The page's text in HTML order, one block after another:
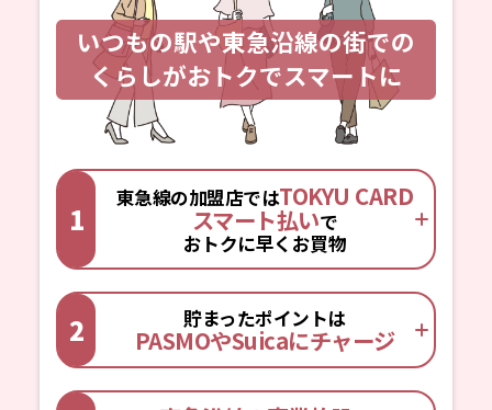
いつもの駅や東急沿線の街での
くらしがおトクでスマートに
1
東急線の加盟店ではTOKYU CARD
スマート払いで
おトクに早くお買物
2 貯まったポイントは
PASMOやSuicaにチャージ